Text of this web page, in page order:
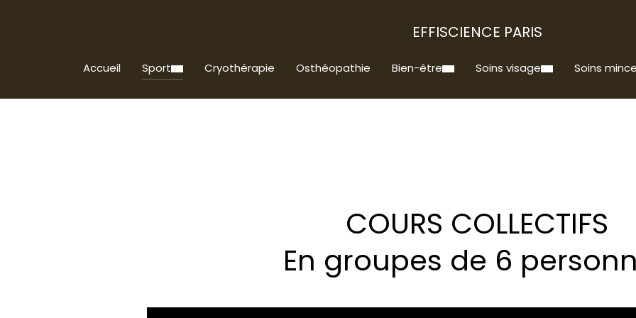
EFFISCIENCE PARIS
Accueil Sport Cryothérapie Osthéopathie Bien-être Soins visage Soins
COURS COLLECTIFS
En groupes de 6